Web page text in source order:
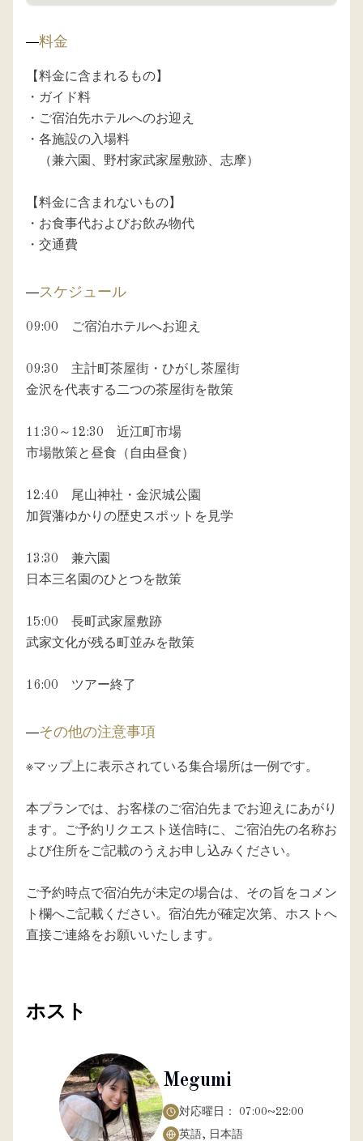
料金
【料金に含まれるもの】
・ガイド料
・ご宿泊先ホテルへのお迎え
・各施設の入場料
（兼六園、野村家武家屋敷跡、志摩）
【料金に含まれないもの】
・お食事代およびお飲み物代
スケジュール
09:00　ご宿泊ホテルへお迎え
09:30　主計町茶屋街・ひがし茶屋街
金沢を代表する二つの茶屋街を散策
11:30～12:30　近江町市場
市場散策と昼食（自由昼食）
12:40　尾山神社・金沢城公園
加賀藩ゆかりの歴史スポットを見学
13:30　兼六園
日本三名園のひとつを散策
15:00　長町武家屋敷跡
武家文化が残る町並みを散策
その他の注意事項
※マップ上に表示されている集合場所は一例です。
本プランでは、お客様のご宿泊先までお迎えにあがり
ます。ご予約リクエスト送信時に、ご宿泊先の名称お
よび住所をご記載のうえお申し込みください。
ご予約時点で宿泊先が未定の場合は、その旨をコメン
ト欄へご記載ください。宿泊先が確定次第、ホストへ
直接ご連絡をお願いいたします。
ホスト
Megumi
対応曜日：
07:00~22:00
英語, 日本語